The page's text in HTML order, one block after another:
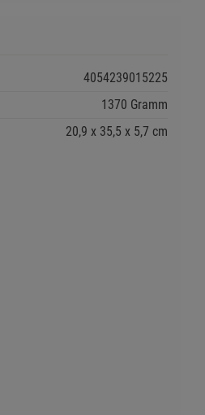
4054239015225
1370 Gramm
20,9 35,5 5,7 cm